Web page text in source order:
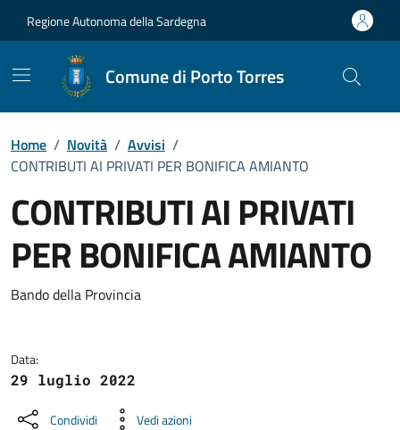
Regione Autonoma della Sardegna
Comune di Porto Torres
Home / Novità / Avvisi /
CONTRIBUTI AI PRIVATI PER BONIFICA AMIANTO
CONTRIBUTI AI PRIVATI
PER BONIFICA AMIANTO
Dettagli della notizia
Bando della Provincia
Data:
29 luglio 2022
Condividi Vedi azioni